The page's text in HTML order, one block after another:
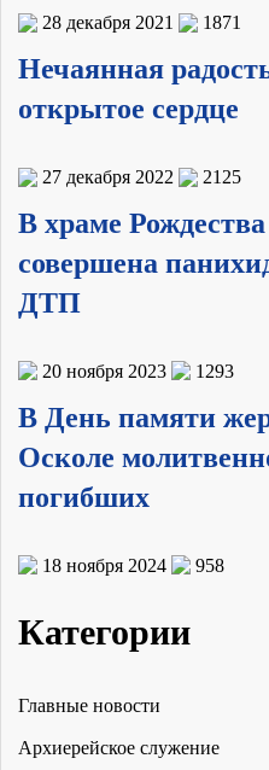
28 декабря 2021 1871
Нечаянная
открытое сердце
27 декабря 2022 2125
В храме
совершена
ДТП
20 ноября 2023 1293
В День памяти
Осколе
погибших
18 ноября 2024 958
Категории
Главные новости
Архиерейское служение